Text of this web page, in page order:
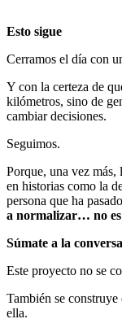
Esto sigue
Cerramos el día con
Y con la certeza de
kilómetros, sino de
cambiar decisiones.
Seguimos.
Porque, una vez
en historias como la
persona que ha
a normalizar… no
Súmate a la
Este proyecto no se
También se
ella.